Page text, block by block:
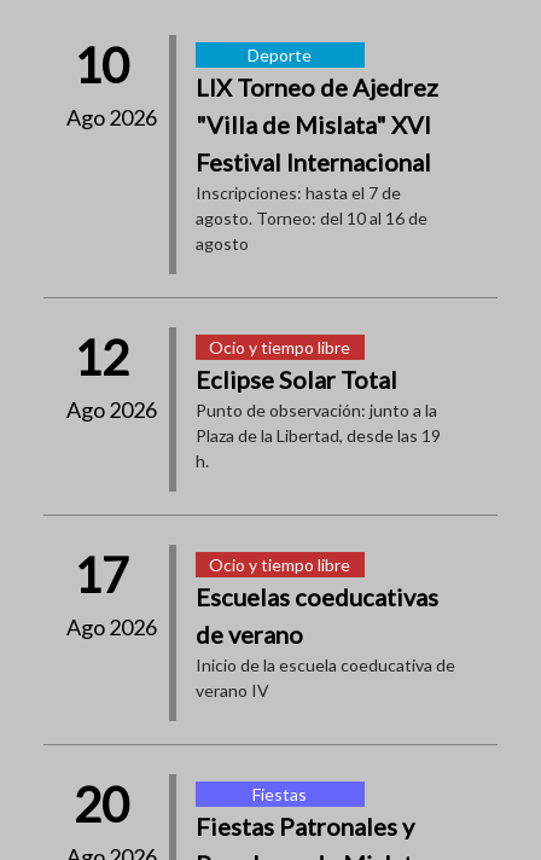
10
Ago 2026
Deporte
LIX Torneo de Ajedrez
"Villa de Mislata" XVI
Festival Internacional
Inscripciones: hasta el 7 de
agosto. Torneo: del 10 al 16 de
agosto
12
Ago 2026
Ocio y tiempo libre
Eclipse Solar Total
Punto de observación: junto a la
Plaza de la Libertad, desde las 19
h.
17
Ago 2026
Ocio y tiempo libre
Escuelas coeducativas
de verano
Inicio de la escuela coeducativa de
verano IV
20 Fiestas
Fiestas Patronales y